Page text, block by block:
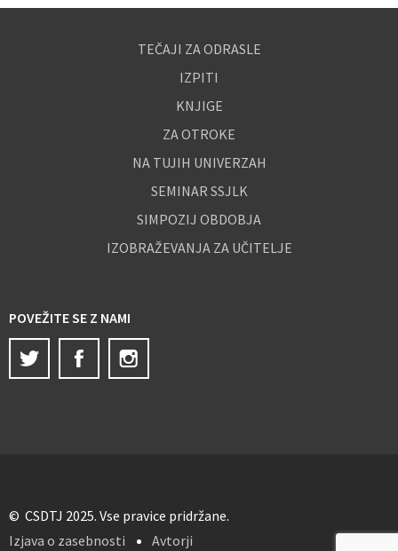
TEČAJI ZA ODRASLE
IZPITI
KNJIGE
ZA OTROKE
NA TUJIH UNIVERZAH
SEMINAR SSJLK
SIMPOZIJ OBDOBJA
IZOBRAŽEVANJA ZA UČITELJE
POVEŽITE SE Z NAMI
Twitter
Facebook
© CSDTJ 2025. Vse pravice pridržane.
Izjava o zasebnosti
Avtorji